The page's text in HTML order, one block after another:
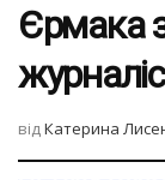
Єрмака
відКатерина